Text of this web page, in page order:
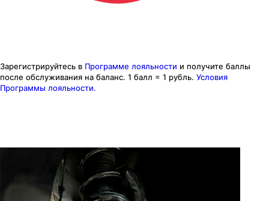
Зарегистрируйтесь в Программе лояльности и получите баллы
после обслуживания на баланс. 1 балл = 1 рубль. Условия
Программы лояльности.